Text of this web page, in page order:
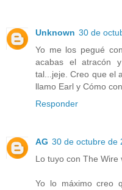
Unknown 30 de
Yo me los pegué
acabas el atracón
tal...jeje. Creo que el
llamo Earl y Cómo
Responder
AG 30 de octubre de
Lo tuyo con The
Yo lo máximo creo